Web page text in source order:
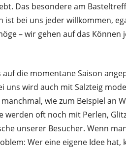
Das besondere am
ist bei uns jeder willkommen,
– wir gehen auf das Können
auf die momentane Saison
uns wird auch mit Salzteig
wie zum Beispiel an
werden oft noch mit Perlen,
unserer Besucher. Wenn
Wer eine eigene Idee hat,